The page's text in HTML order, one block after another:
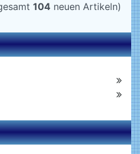
104 neuen Artikeln)